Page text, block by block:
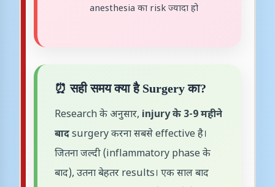
anesthesia का risk ज्यादा हो
⏰ सही समय क्या है Surgery का?
Research के अनुसार, injury के 3-9 महीने
बादsurgery करना सबसे effective है।
जितना जल्दी (inflammatory phase के
बाद), उतना बेहतर results। एक साल बाद